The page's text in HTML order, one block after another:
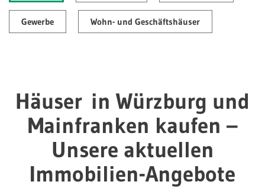
Gewerbe Wohn- und Geschäftshäuser
Häuser in Würzburg und
Mainfranken kaufen –
Unsere aktuellen
Immobilien-Angebote